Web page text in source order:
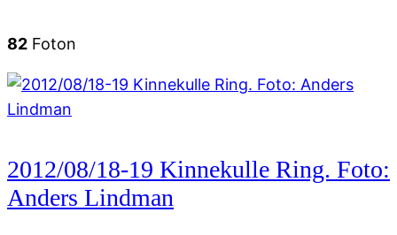
82 Foton
2012/08/18-19 Kinnekulle Ring. Foto:
Anders Lindman